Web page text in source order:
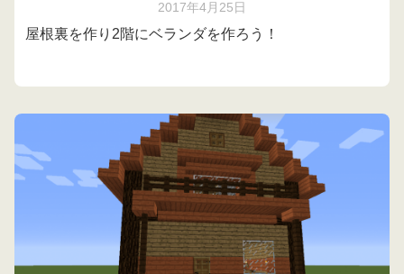
2017年4月25日
屋根裏を作り2階にベランダを作ろう！